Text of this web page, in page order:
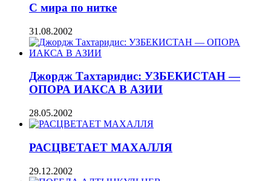
С мира по нитке
31.08.2002
Джордж Тахтаридис: УЗБЕКИСТАН —
ОПОРА ИАКСА В АЗИИ
28.05.2002
РАСЦВЕТАЕТ МАХАЛЛЯ
29.12.2002